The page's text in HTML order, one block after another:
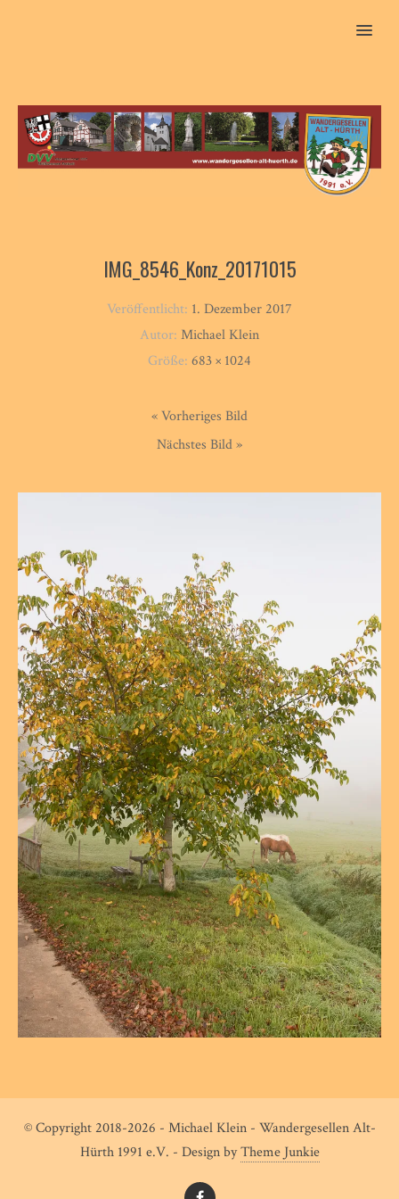
MENU
IMG_8546_Konz_20171015
Veröffentlicht: 1. Dezember 2017
Autor: Michael Klein
Größe: 683 × 1024
« Vorheriges Bild
Nächstes Bild »
© Copyright 2018-2026 - Michael Klein - Wandergesellen Alt-
Hürth 1991 e.V. - Design byTheme Junkie